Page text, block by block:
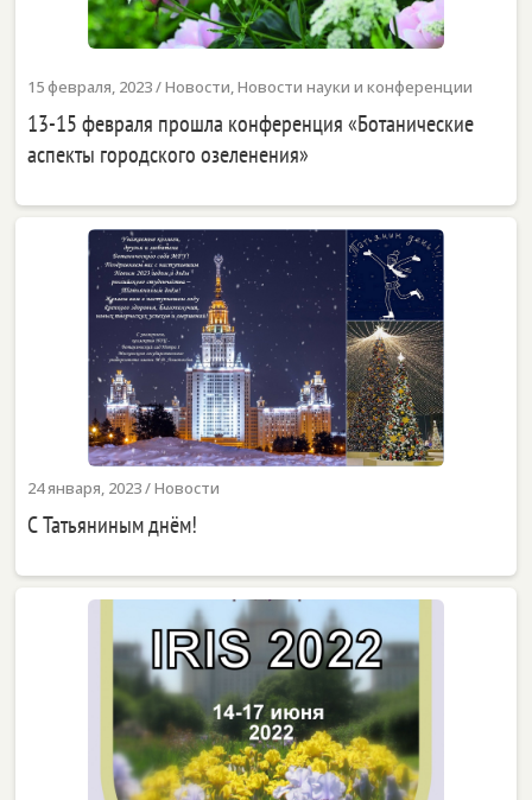
15 февраля, 2023/Новости,Новости науки и конференции
13-15 февраля прошла конференция «Ботанические
аспекты городского озеленения»
24 января, 2023/Новости
С Татьяниным днём!